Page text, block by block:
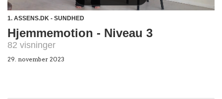
1. ASSENS.DK - SUNDHED
Hjemmemotion - Niveau 3
82 visninger
29. november 2023